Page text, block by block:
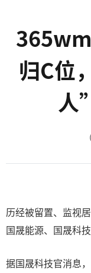
归C位
人
历经被留置、监视
国晟能源、国晟科
据国晟科技官消息